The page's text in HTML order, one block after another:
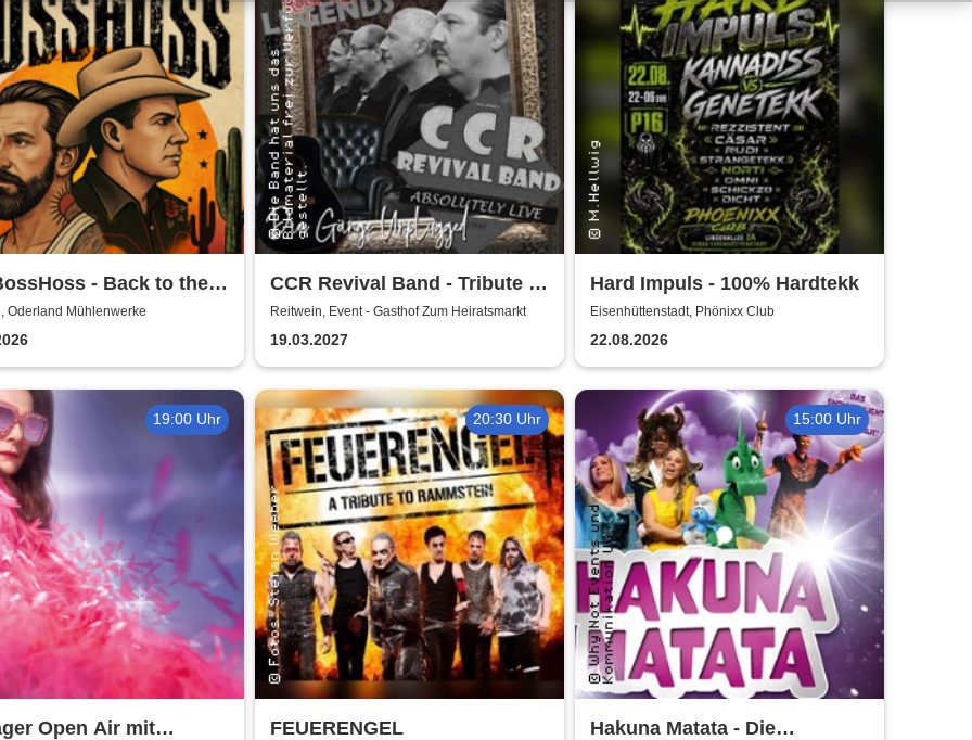
- Back to the
- LIVE - Summer 2026
Oderland Mühlenwerke
CCR Revival Band - Tribute to
Creedence Clearwater Revival
Reitwein, Event - Gasthof Zum Heiratsmarkt
19.03.2027
Hard Impuls - 100% Hardtekk
Eisenhüttenstadt, Phönixx Club
22.08.2026
19:00 Uhr
Open Air mit
20:30 Uhr
FEUERENGEL
15:00 Uhr
Hakuna Matata - Die